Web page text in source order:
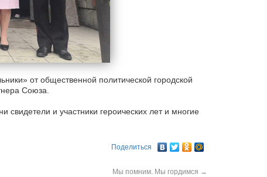
от общественной политической городской
Союза.
и участники героических лет и многие
Поделиться
Мы помним. Мы гордимся →